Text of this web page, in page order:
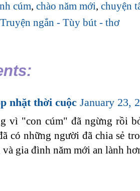
cúm,chào năm mới,chuyện
Truyện ngắn - Tùy bút - thơ
nhặt thời cuộc January 23,
vì "con cúm" đã ngừng rồi
có những người đã chia sẻ
và gia đình năm mới an lành